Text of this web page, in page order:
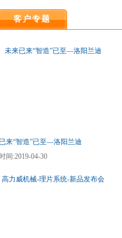
客户专题
来“智造”已至—洛阳兰迪
间:2019-04-30